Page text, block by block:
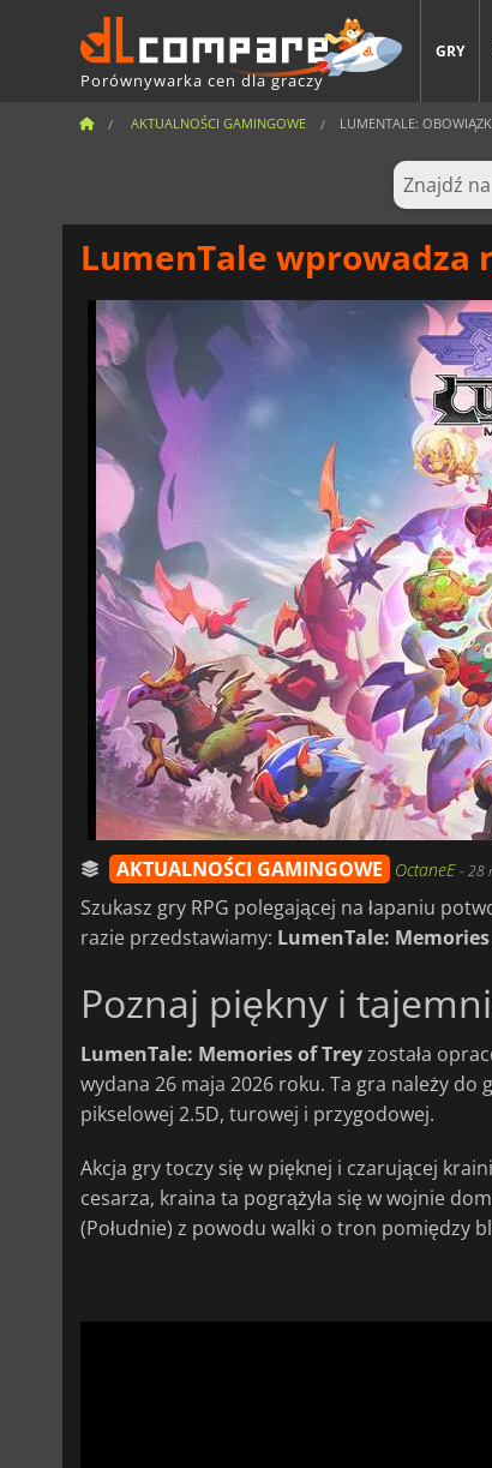
Porównywarka cen dla graczy
GRY
AKTUALNOŚCI GAMINGOWE LUMENTALE:
LumenTale wprowadza
AKTUALNOŚCI GAMINGOWE OctaneE-28
Szukasz gry RPG polegającej na łapaniu
razie przedstawiamy: LumenTale:
Poznaj piękny i
LumenTale: Memories of Treyzostała
wydana 26 maja 2026 roku. Ta gra należy do
pikselowej 2.5D, turowej i przygodowej.
Akcja gry toczy się w pięknej i czarującej
cesarza, kraina ta pogrążyła się w wojnie
(Południe) z powodu walki o tron pomiędzy